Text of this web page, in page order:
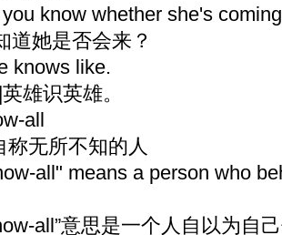
know whether she's
道她是否会来？
knows like.
雄识英雄。
all
称无所不知的人
all" means a person who
all”意思是一个人自以为自